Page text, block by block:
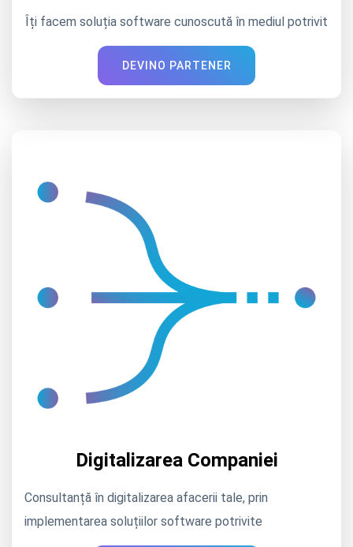
Îți facem soluția software cunoscută în mediul potrivit
DEVINO PARTENER
Digitalizarea Companiei
Consultanță în digitalizarea afacerii tale, prin
implementarea soluțiilor software potrivite